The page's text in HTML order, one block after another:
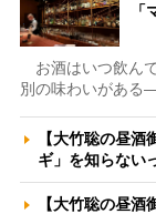
お酒はいつ飲ん
別の味わいがある
【大竹聡の昼
ギ」を知らな
【大竹聡の昼